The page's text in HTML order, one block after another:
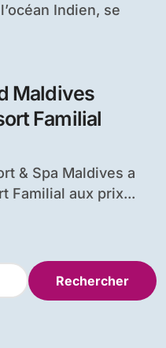
Indien, se
Maldives
Familial
Familial aux prix...